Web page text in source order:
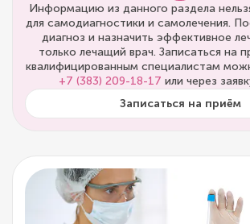
Информацию из данного раздела
для самодиагностики и самолечения.
диагноз и назначить эффективное
только лечащий врач. Записаться на
квалифицированным специалистам
+7 (383) 209-18-17 или через
Записаться на приём